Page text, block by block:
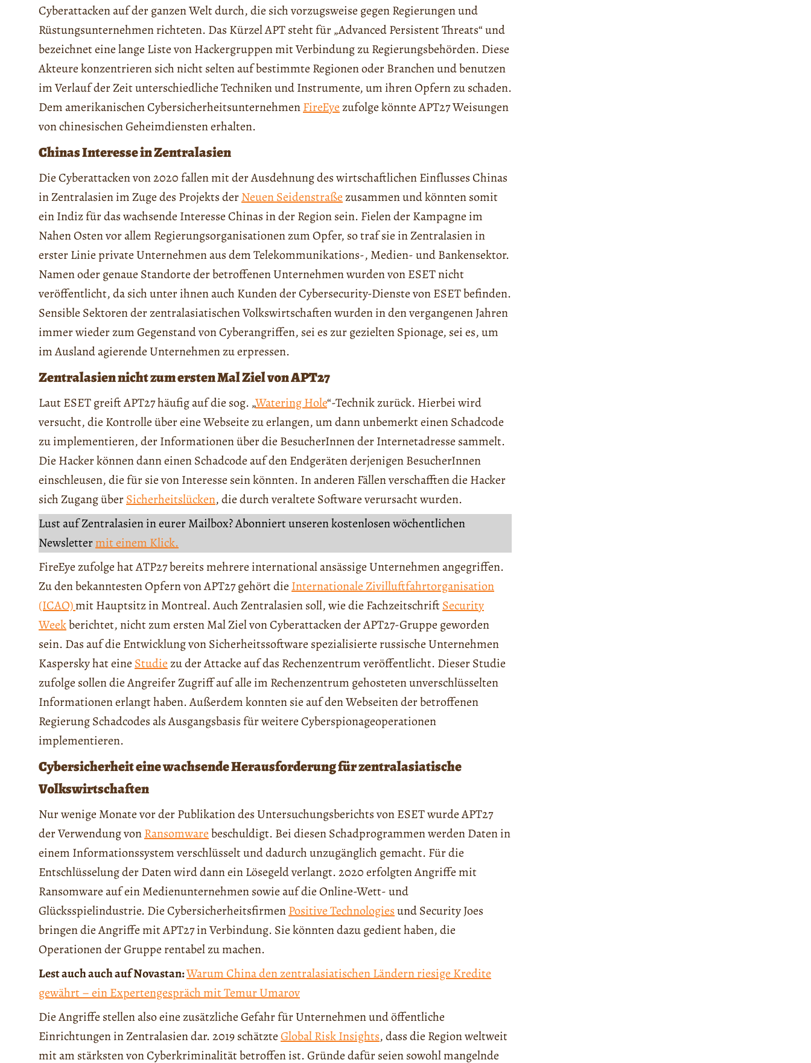
Cyberattacken auf der ganzen Welt durch, die sich vorzugsweise gegen Regierungen und
Rüstungsunternehmen richteten. Das Kürzel APT steht für „Advanced Persistent Threats“ und
bezeichnet eine lange Liste von Hackergruppen mit Verbindung zu Regierungsbehörden. Diese
Akteure konzentrieren sich nicht selten auf bestimmte Regionen oder Branchen und benutzen
im Verlauf der Zeit unterschiedliche Techniken und Instrumente, um ihren Opfern zu schaden.
Dem amerikanischen CybersicherheitsunternehmenFireEyezufolge könnte APT27 Weisungen
von chinesischen Geheimdiensten erhalten.
Chinas Interesse in Zentralasien
Die Cyberattacken von 2020 fallen mit der Ausdehnung des wirtschaftlichen Einflusses Chinas
in Zentralasien im Zuge des Projekts derNeuen Seidenstraßezusammen und könnten somit
ein Indiz für das wachsende Interesse Chinas in der Region sein. Fielen der Kampagne im
Nahen Osten vor allem Regierungsorganisationen zum Opfer, so traf sie in Zentralasien in
erster Linie private Unternehmen aus dem Telekommunikations-, Medien- und Bankensektor.
Namen oder genaue Standorte der betroffenen Unternehmen wurden von ESET nicht
veröffentlicht, da sich unter ihnen auch Kunden der Cybersecurity-Dienste von ESET befinden.
Sensible Sektoren der zentralasiatischen Volkswirtschaften wurden in den vergangenen Jahren
immer wieder zum Gegenstand von Cyberangriffen, sei es zur gezielten Spionage, sei es, um
im Ausland agierende Unternehmen zu erpressen.
Zentralasien nicht zum ersten Mal Ziel von APT27
Laut ESET greift APT27 häufig auf die sog. „Watering Hole“-Technik zurück. Hierbei wird
versucht, die Kontrolle über eine Webseite zu erlangen, um dann unbemerkt einen Schadcode
zu implementieren, der Informationen über die BesucherInnen der Internetadresse sammelt.
Die Hacker können dann einen Schadcode auf den Endgeräten derjenigen BesucherInnen
einschleusen, die für sie von Interesse sein könnten. In anderen Fällen verschafften die Hacker
sich Zugang überSicherheitslücken, die durch veraltete Software verursacht wurden.
Lust auf Zentralasien in eurer Mailbox? Abonniert unseren kostenlosen wöchentlichen
Newslettermit einem Klick.
FireEye zufolge hat ATP27 bereits mehrere international ansässige Unternehmen angegriffen.
Zu den bekanntesten Opfern von APT27gehört die Internationale Zivilluftfahrtorganisation
(ICAO)mit Hauptsitz in Montreal. Auch Zentralasien soll, wie die FachzeitschriftSecurity
Weekberichtet, nicht zum ersten Mal Ziel von Cyberattacken der APT27-Gruppe geworden
sein. Das auf die Entwicklung von Sicherheitssoftware spezialisierte russische Unternehmen
Kaspersky hat eine Studiezu der Attacke auf das Rechenzentrum veröffentlicht. Dieser Studie
zufolge sollen die Angreifer Zugriff auf alle im Rechenzentrum gehosteten unverschlüsselten
Informationen erlangt haben. Außerdem konnten sie auf den Webseiten der betroffenen
Regierung Schadcodes als Ausgangsbasis für weitere Cyberspionageoperationen
implementieren.
Cybersicherheit eine wachsende Herausforderung für zentralasiatische
Volkswirtschaften
Nur wenige Monate vor der Publikation des Untersuchungsberichts von ESET wurde APT27
der Verwendung vonRansomwarebeschuldigt. Bei diesen Schadprogrammen werden Daten in
einem Informationssystem verschlüsselt und dadurch unzugänglich gemacht. Für die
Entschlüsselung der Daten wird dann ein Lösegeld verlangt. 2020 erfolgten Angriffe mit
Ransomware auf ein Medienunternehmen sowie auf die Online-Wett- und
Glücksspielindustrie. Die CybersicherheitsfirmenPositive Technologiesund Security Joes
bringen die Angriffe mit APT27 in Verbindung. Sie könnten dazu gedient haben, die
Operationen der Gruppe rentabel zu machen.
Lest auch auch auf Novastan:Warum China den zentralasiatischen Ländern riesige Kredite
gewährt – ein Expertengespräch mit Temur Umarov
Die Angriffe stellen also eine zusätzliche Gefahr für Unternehmen und öffentliche
Einrichtungen in Zentralasien dar. 2019 schätzteGlobal Risk Insights, dass die Region weltweit
mit am stärksten von Cyberkriminalität betroffen ist. Gründe dafür seien sowohl mangelnde